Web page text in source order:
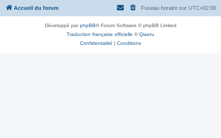
Accueil du forum Fuseau horaire sur UTC+02:00
Développé parphpBB® Forum Software © phpBB Limited
Traduction française officielle ©Qiaeru
Confidentialité | Conditions